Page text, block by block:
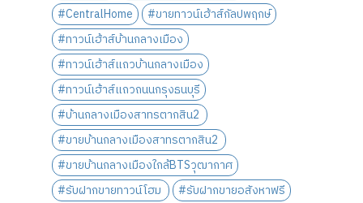
#CentralHome
#ขายทาวน์เฮ้าส์กัลปพฤกษ์
#ทาวน์เฮ้าส์บ้านกลางเมือง
#ทาวน์เฮ้าส์แถวบ้านกลางเมือง
#ทาวน์เฮ้าส์แถวถนนกรุงธนบุรี
#บ้านกลางเมืองสาทรตากสิน2
#ขายบ้านกลางเมืองสาทรตากสิน2
#ขายบ้านกลางเมืองใกล้BTSวุฒากาศ
#รับฝากขายทาวน์โฮม
#รับฝากขายอสังหาฟรี